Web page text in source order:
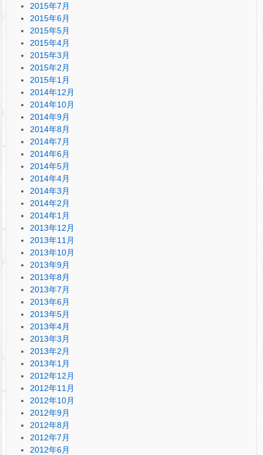
2015年7月
2015年6月
2015年5月
2015年4月
2015年3月
2015年2月
2015年1月
2014年12月
2014年10月
2014年9月
2014年8月
2014年7月
2014年6月
2014年5月
2014年4月
2014年3月
2014年2月
2014年1月
2013年12月
2013年11月
2013年10月
2013年9月
2013年8月
2013年7月
2013年6月
2013年5月
2013年4月
2013年3月
2013年2月
2013年1月
2012年12月
2012年11月
2012年10月
2012年9月
2012年8月
2012年7月
2012年6月